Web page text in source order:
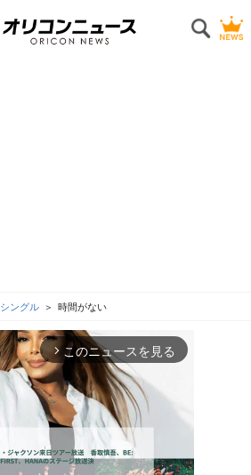
シングル 時間がない
arrow_forward_ios このニュースを見る